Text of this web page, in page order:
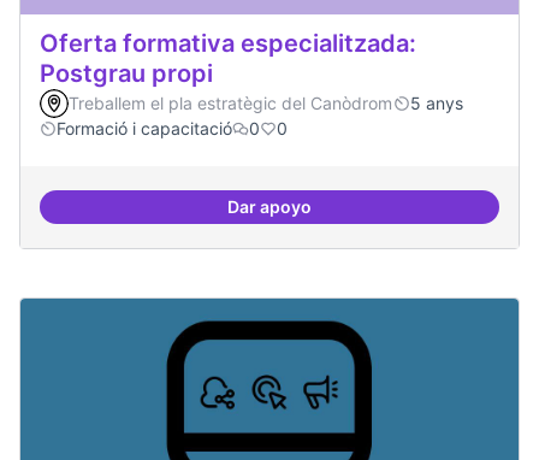
Oferta formativa especialitzada:
Postgrau propi
Treballem el pla estratègic del Canòdrom
5 anys
Formació i capacitació
0 0
Dar apoyoOferta formativa especialitzada: